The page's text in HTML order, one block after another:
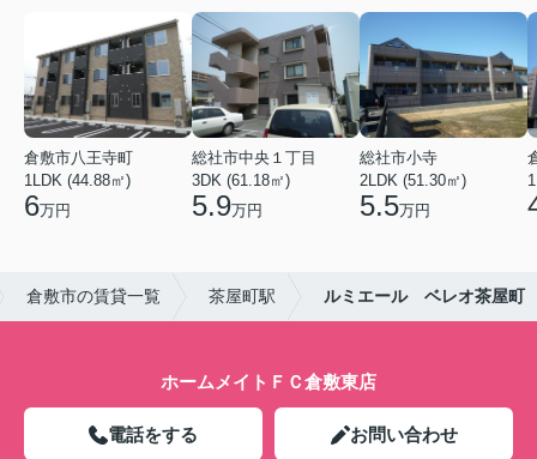
倉敷市八王寺町
1LDK (44.88㎡)
6万円
総社市中央１丁目
3DK (61.18㎡)
5.9万円
総社市小寺
2LDK (51.30㎡)
5.5万円
倉敷市の賃貸一覧 茶屋町駅 ルミエール ベレオ茶屋町
ホームメイトＦＣ倉敷東店
電話をする お問い合わせ